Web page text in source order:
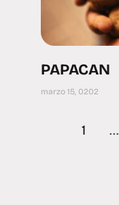
PAPACAN
marzo 15, 0202
1 …